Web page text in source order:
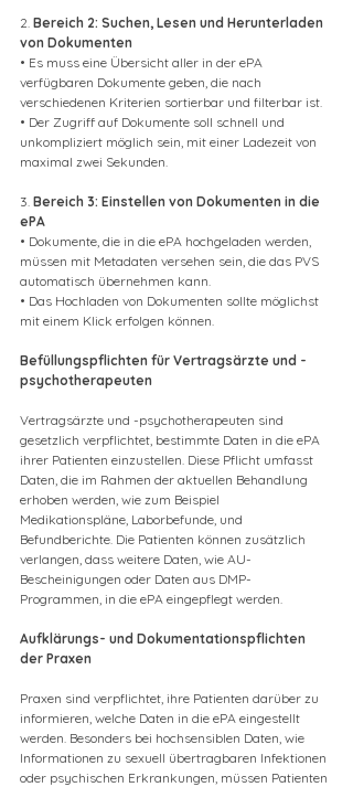
2. Bereich 2: Suchen, Lesen und Herunterladen
von Dokumenten
• Es muss eine Übersicht aller in der ePA
verfügbaren Dokumente geben, die nach
verschiedenen Kriterien sortierbar und filterbar ist.
• Der Zugriff auf Dokumente soll schnell und
unkompliziert möglich sein, mit einer Ladezeit von
maximal zwei Sekunden.
3. Bereich 3: Einstellen von Dokumenten in die
ePA
• Dokumente, die in die ePA hochgeladen werden,
müssen mit Metadaten versehen sein, die das PVS
automatisch übernehmen kann.
• Das Hochladen von Dokumenten sollte möglichst
mit einem Klick erfolgen können.
Befüllungspflichten für Vertragsärzte und -
psychotherapeuten
Vertragsärzte und -psychotherapeuten sind
gesetzlich verpflichtet, bestimmte Daten in die ePA
ihrer Patienten einzustellen. Diese Pflicht umfasst
Daten, die im Rahmen der aktuellen Behandlung
erhoben werden, wie zum Beispiel
Medikationspläne, Laborbefunde, und
Befundberichte. Die Patienten können zusätzlich
verlangen, dass weitere Daten, wie AU-
Bescheinigungen oder Daten aus DMP-
Programmen, in die ePA eingepflegt werden.
Aufklärungs- und Dokumentationspflichten
der Praxen
Praxen sind verpflichtet, ihre Patienten darüber zu
informieren, welche Daten in die ePA eingestellt
werden. Besonders bei hochsensiblen Daten, wie
Informationen zu sexuell übertragbaren Infektionen
oder psychischen Erkrankungen, müssen Patienten